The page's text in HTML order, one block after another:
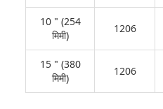
10 " (254
मिमी)
1206
15 " (380
मिमी)
1206